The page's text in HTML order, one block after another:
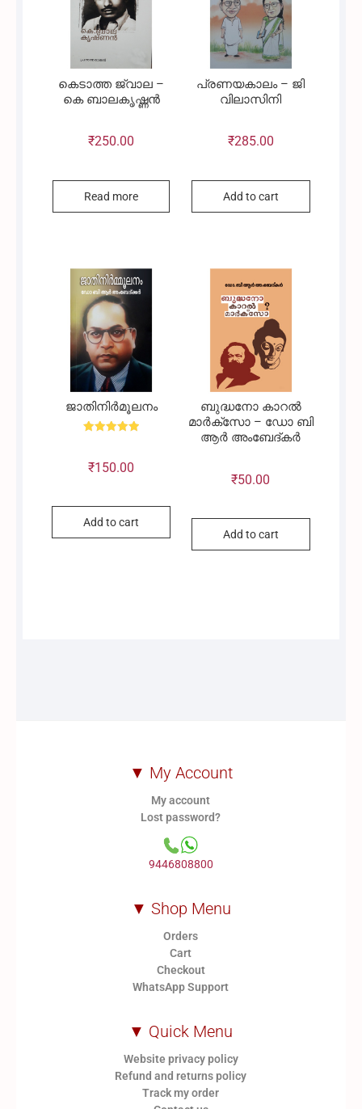
കെടാത്ത ജ്വാല –
കെ ബാലകൃഷ്ണൻ
₹250.00
Read more
പ്രണയകാലം – ജി
വിലാസിനി
₹285.00
Add to cart
ജാതിനിർമൂലനം
out of 5
₹150.00
Add to cart
ബുദ്ധനോ കാറൽ
മാർക്‌സോ – ഡോ ബി
ആർ അംബേദ്കർ
₹50.00
Add to cart
▼ My Account
My account
Lost password?
9446808800
▼ Shop Menu
Orders
Cart
Checkout
WhatsApp Support
▼ Quick Menu
Website privacy policy
Refund and returns policy
Track my order